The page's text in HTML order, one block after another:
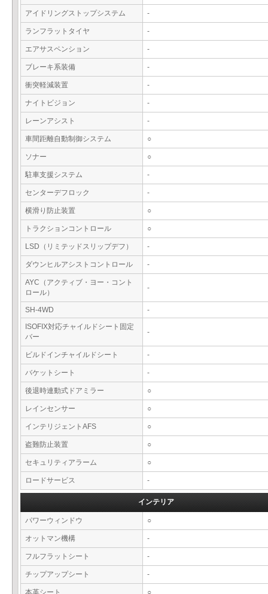
アイドリングストップシステム -
ランフラットタイヤ -
エアサスペンション -
ブレーキ系装備 -
衝突軽減装置 -
ナイトビジョン -
レーンアシスト -
車間距離自動制御システム ○
ソナー ○
駐車支援システム -
センターデフロック -
横滑り防止装置 ○
トラクションコントロール ○
LSD（リミテッドスリップデフ） -
ダウンヒルアシストコントロール -
AYC（アクティブ・ヨー・コント
ロール）
-
SH-4WD
-
ISOFIX対応チャイルドシート固定
バー
-
ビルドインチャイルドシート -
バケットシート -
後退時連動式ドアミラー ○
レインセンサー ○
インテリジェントAFS ○
盗難防止装置 ○
セキュリティアラーム ○
ロードサービス -
インテリア
パワーウィンドウ ○
オットマン機構 -
フルフラットシート -
チップアップシート -
本革シート ○